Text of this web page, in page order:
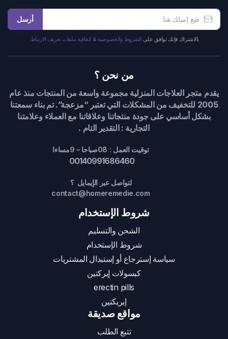
أرسل
بالاشتراك فإنك توافق على الشروط والخصوصية & اتفاقية ملفات تعريف الارتباط.
من نحن ؟
يقدم متجر العلاجات المنزلية مجموعة واسعة من المنتجات منذ عام
2005 للتخفيف من المشكلات التي تعتبر “مزعجة”. تم بناء سمعتنا
بشكل أساسي على جودة منتجاتنا وعلاقاتنا مع العملاء وعلامتنا
التجارية : التقدير التام .
توقيت العمل : 08صباحا – 9مساءا
00140991686460
لتواصل عبر الإيمايل ؟
contact@homeremedie.com
شروط الإستخدام
الشحن والتسليم
شروط الإستخدام
سياسة إسترجاع أو إستبدال المشتريات
كبسولات إيركتين
erectin pills
إيريكتين
مواقع صديقة
تتبع الطلب